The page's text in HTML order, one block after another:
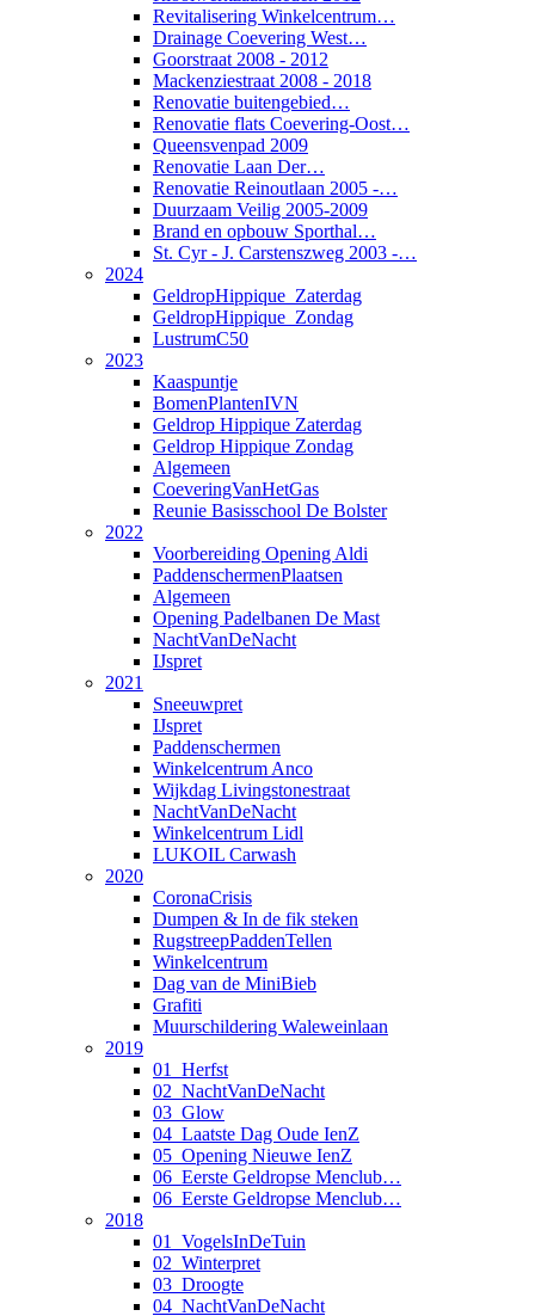
Revitalisering Winkelcentrum…
Drainage Coevering West…
Goorstraat 2008 - 2012
Mackenziestraat 2008 - 2018
Renovatie buitengebied…
Renovatie flats Coevering-Oost…
Queensvenpad 2009
Renovatie Laan Der…
Renovatie Reinoutlaan 2005 -…
Duurzaam Veilig 2005-2009
Brand en opbouw Sporthal…
St. Cyr - J. Carstenszweg 2003 -…
2024
GeldropHippique_Zaterdag
GeldropHippique_Zondag
LustrumC50
2023
Kaaspuntje
BomenPlantenIVN
Geldrop Hippique Zaterdag
Geldrop Hippique Zondag
Algemeen
CoeveringVanHetGas
Reunie Basisschool De Bolster
2022
Voorbereiding Opening Aldi
PaddenschermenPlaatsen
Algemeen
Opening Padelbanen De Mast
NachtVanDeNacht
IJspret
2021
Sneeuwpret
IJspret
Paddenschermen
Winkelcentrum Anco
Wijkdag Livingstonestraat
NachtVanDeNacht
Winkelcentrum Lidl
LUKOIL Carwash
2020
CoronaCrisis
Dumpen & In de fik steken
RugstreepPaddenTellen
Winkelcentrum
Dag van de MiniBieb
Grafiti
Muurschildering Waleweinlaan
2019
01_Herfst
02_NachtVanDeNacht
03_Glow
04_Laatste Dag Oude IenZ
05_Opening Nieuwe IenZ
06_Eerste Geldropse Menclub…
06_Eerste Geldropse Menclub…
2018
01_VogelsInDeTuin
02_Winterpret
03_Droogte
04_NachtVanDeNacht